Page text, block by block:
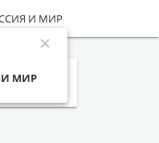
И МИР
И МИР